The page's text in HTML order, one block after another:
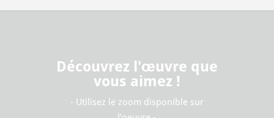
Découvrez l'œuvre que
vous aimez !
- Utilisez le zoom disponible sur